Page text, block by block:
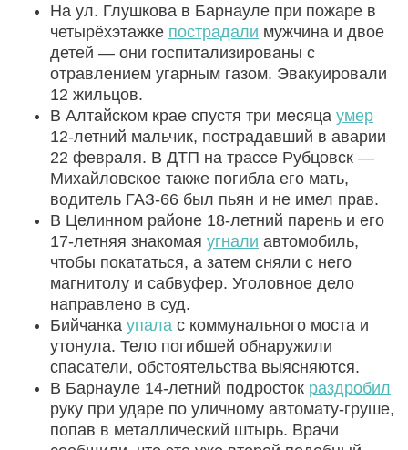
На ул. Глушкова в Барнауле при пожаре в
четырёхэтажке пострадали мужчина и двое
детей — они госпитализированы с
отравлением угарным газом. Эвакуировали
12 жильцов.
В Алтайском крае спустя три месяца умер
12-летний мальчик, пострадавший в аварии
22 февраля. В ДТП на трассе Рубцовск —
Михайловское также погибла его мать,
водитель ГАЗ‑66 был пьян и не имел прав.
В Целинном районе 18-летний парень и его
17-летняя знакомая угнали автомобиль,
чтобы покататься, а затем сняли с него
магнитолу и сабвуфер. Уголовное дело
направлено в суд.
Бийчанка упала с коммунального моста и
утонула. Тело погибшей обнаружили
спасатели, обстоятельства выясняются.
В Барнауле 14-летний подросток раздробил
руку при ударе по уличному автомату-груше,
попав в металлический штырь. Врачи